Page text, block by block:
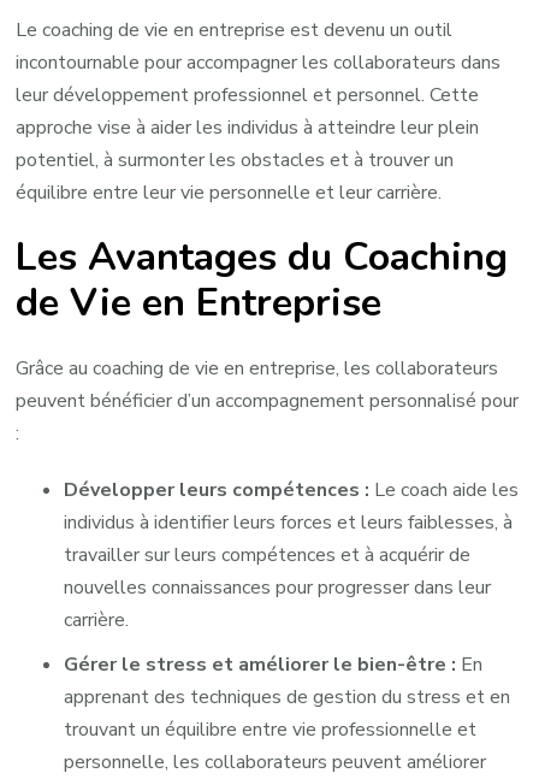
Le coaching de vie en entreprise est devenu un outil
incontournable pour accompagner les collaborateurs dans
leur développement professionnel et personnel. Cette
approche vise à aider les individus à atteindre leur plein
potentiel, à surmonter les obstacles et à trouver un
équilibre entre leur vie personnelle et leur carrière.
Les Avantages du Coaching
de Vie en Entreprise
Grâce au coaching de vie en entreprise, les collaborateurs
peuvent bénéficier d’un accompagnement personnalisé pour
:
Développer leurs compétences : Le coach aide les
individus à identifier leurs forces et leurs faiblesses, à
travailler sur leurs compétences et à acquérir de
nouvelles connaissances pour progresser dans leur
carrière.
Gérer le stress et améliorer le bien-être : En
apprenant des techniques de gestion du stress et en
trouvant un équilibre entre vie professionnelle et
personnelle, les collaborateurs peuvent améliorer